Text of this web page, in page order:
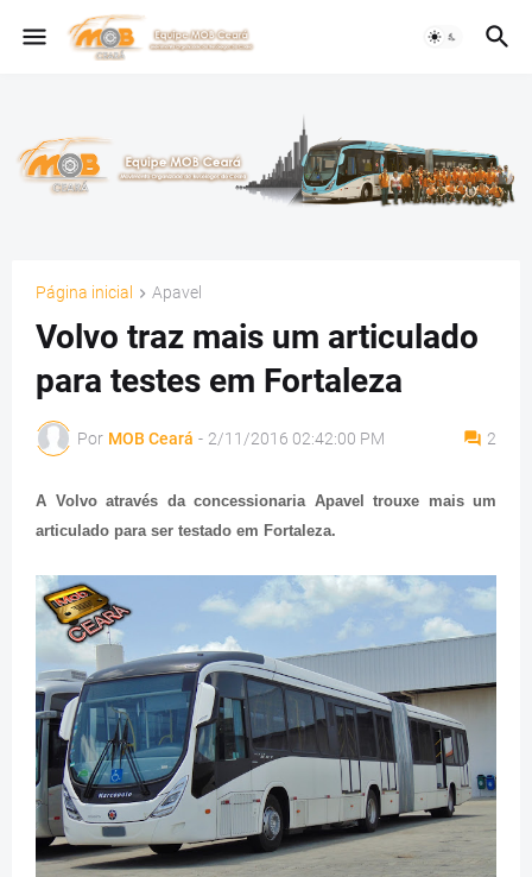
Página inicial Apavel
Volvo traz mais um articulado
para testes em Fortaleza
Por MOB Ceará - 2/11/2016 02:42:00 PM 2
A Volvo através da concessionaria Apavel trouxe mais um
articulado para ser testado em Fortaleza.